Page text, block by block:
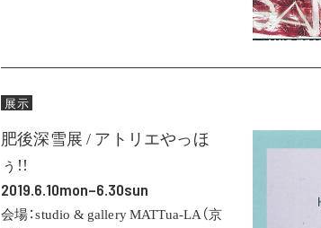
展示
肥後深雪展 / ​アトリエやっほ
ぅ!!
2019.6.10mon–6.30sun
会場：studio & gallery MATTua-LA（京